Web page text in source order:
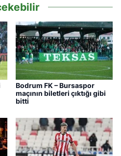
Bodrum FK – Bursaspor
maçının biletleri çıktığı gibi
bitti